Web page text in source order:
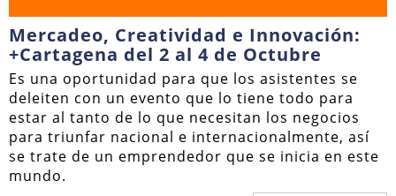
Mercadeo, Creatividad e Innovación:
+Cartagena del 2 al 4 de Octubre
Es una oportunidad para que los asistentes se
deleiten con un evento que lo tiene todo para
estar al tanto de lo que necesitan los negocios
para triunfar nacional e internacionalmente, así
se trate de un emprendedor que se inicia en este
mundo.